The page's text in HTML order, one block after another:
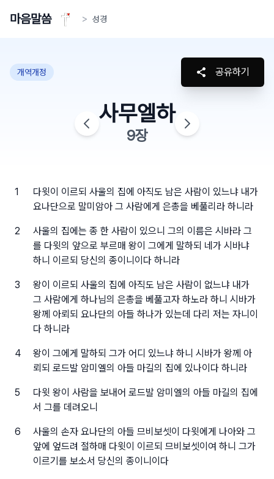
마음말씀 > 성경
개역개정 공유하기
사무엘하
9장
1
다윗이 이르되 사울의 집에 아직도 남은 사람이 있느냐 내가
요나단으로 말미암아 그 사람에게 은총을 베풀리라 하니라
2
사울의 집에는 종 한 사람이 있으니 그의 이름은 시바라 그
를 다윗의 앞으로 부르매 왕이 그에게 말하되 네가 시바냐
하니 이르되 당신의 종이니이다 하니라
3
왕이 이르되 사울의 집에 아직도 남은 사람이 없느냐 내가
그 사람에게 하나님의 은총을 베풀고자 하노라 하니 시바가
왕께 아뢰되 요나단의 아들 하나가 있는데 다리 저는 자니이
다 하니라
4
왕이 그에게 말하되 그가 어디 있느냐 하니 시바가 왕께 아
뢰되 로드발 암미엘의 아들 마길의 집에 있나이다 하니라
5
다윗 왕이 사람을 보내어 로드발 암미엘의 아들 마길의 집에
서 그를 데려오니
6
사울의 손자 요나단의 아들 므비보셋이 다윗에게 나아와 그
앞에 엎드려 절하매 다윗이 이르되 므비보셋이여 하니 그가
이르기를 보소서 당신의 종이니이다